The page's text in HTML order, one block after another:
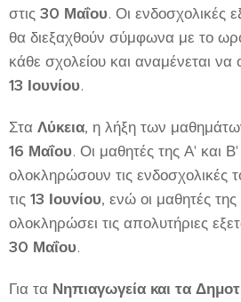
στις 30 Μαΐου. Οι ενδοσχολικές
θα διεξαχθούν σύμφωνα με το
κάθε σχολείου και αναμένεται
13 Ιουνίου.
Στα Λύκεια, η λήξη των μαθημάτων
16 Μαΐου. Οι μαθητές της Α' και
ολοκληρώσουν τις ενδοσχολικές
τις 13 Ιουνίου, ενώ οι μαθητές της
ολοκληρώσει τις απολυτήριες
30 Μαΐου.
Για τα Νηπιαγωγεία και τα